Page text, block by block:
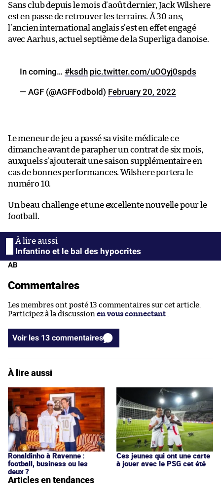
Sans club depuis le mois d’août dernier, Jack Wilshere
est en passe de retrouver les terrains. À 30 ans,
l’ancien international anglais s’est en effet engagé
avec Aarhus, actuel septième de la Superliga danoise.
In coming… #ksdh pic.twitter.com/uOOyj0spds
— AGF (@AGFFodbold) February 20, 2022
Le meneur de jeu a passé sa visite médicale ce
dimanche avant de parapher un contrat de six mois,
auxquels s’ajouterait une saison supplémentaire en
cas de bonnes performances. Wilshere portera le
numéro 10.
Un beau challenge et une excellente nouvelle pour le
football.
Infantino et le bal des hypocrites
AB
Commentaires
Les membres ont posté 13 commentaires sur cet article.
Participez à la discussion en vous connectant
Voir les 13 commentaires
À lire aussi
Ronaldinho à Ravenne :
football, business ou les
deux ?
Ces jeunes qui ont une carte
à jouer avec le PSG cet été
Articles en tendances